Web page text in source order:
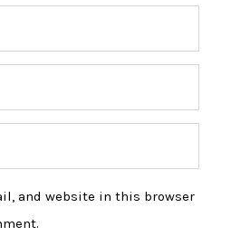
and website in this browser